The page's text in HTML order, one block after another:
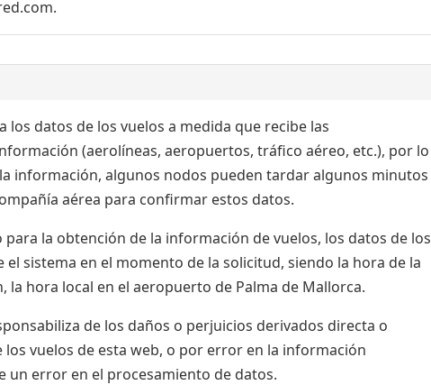
datos de los vuelos a medida que recibe las
(aerolíneas, aeropuertos, tráfico aéreo, etc.), por lo
información, algunos nodos pueden tardar algunos minutos
aérea para confirmar estos datos.
la obtención de la información de vuelos, los datos de los
sistema en el momento de la solicitud, siendo la hora de la
hora local en el aeropuerto de Palma de Mallorca.
de los daños o perjuicios derivados directa o
vuelos de esta web, o por error en la información
error en el procesamiento de datos.